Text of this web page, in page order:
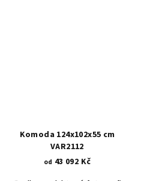
Komoda 124x102x55 cm
VAR2112
od 43 092 Kč